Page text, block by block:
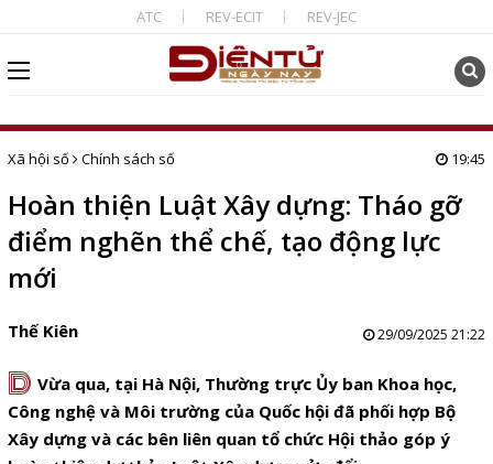
ATC REV-ECIT REV-JEC
Xã hội số Chính sách số 19:45
Hoàn thiện Luật Xây dựng: Tháo gỡ
điểm nghẽn thể chế, tạo động lực
mới
Thế Kiên 29/09/2025 21:22
D Vừa qua, tại Hà Nội, Thường trực Ủy ban Khoa học,
Công nghệ và Môi trường của Quốc hội đã phối hợp Bộ
Xây dựng và các bên liên quan tổ chức Hội thảo góp ý